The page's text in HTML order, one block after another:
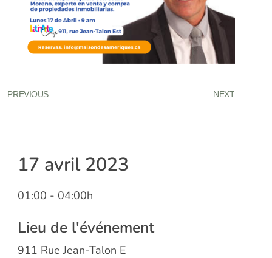
PREVIOUS NEXT
17 avril 2023
01:00 - 04:00h
Lieu de l'événement
911 Rue Jean-Talon E